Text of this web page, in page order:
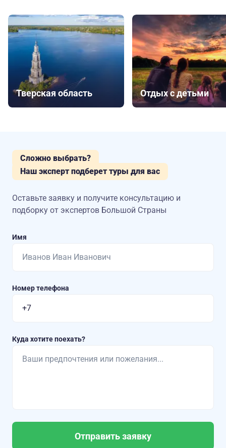
Тверская область Отдых с детьми
Сложно выбрать?
Наш эксперт подберет туры для вас
Оставьте заявку и получите консультацию и
подборку от экспертов Большой Страны
Имя
Номер телефона
Куда хотите поехать?
Отправить заявку